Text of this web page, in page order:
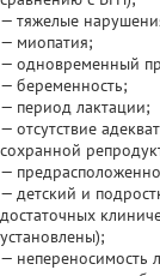
— тяжелые
— миопатия;
— одновременный
— беременность;
— период лактации;
— отсутствие
сохранной
—
— детский и
достаточных
установлены);
— непереносимость